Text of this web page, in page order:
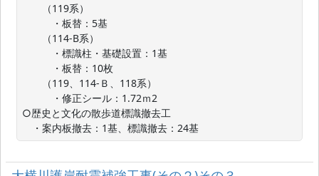
（119系）
・板替：5基
（114-B系）
・標識柱・基礎設置：1基
・板替：10枚
（119、114-Ｂ、118系）
・修正シール：1.72ｍ2
○歴史と文化の散歩道標識撤去工
・案内板撤去：1基、標識撤去：24基